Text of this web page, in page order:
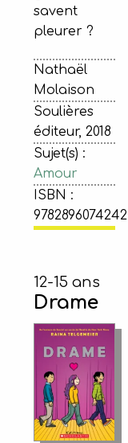
savent
pleurer ?
Nathaël
Molaison
Soulières
éditeur, 2018
Sujet(s) :
Amour
ISBN :
9782896074242
12-15 ans
Drame